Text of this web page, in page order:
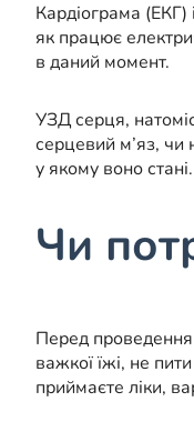
Кардіограма
як працює
в даний момент.
УЗД серця,
серцевий м’яз,
у якому воно
Чи
Перед
важкої їжі, не
приймаєте ліки,